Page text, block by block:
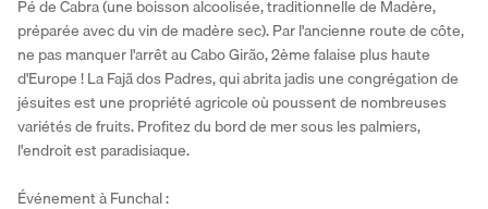
Pé de Cabra (une boisson alcoolisée, traditionnelle de Madère,
préparée avec du vin de madère sec). Par l'ancienne route de côte,
ne pas manquer l'arrêt au Cabo Girão, 2ème falaise plus haute
d'Europe ! La Fajã dos Padres, qui abrita jadis une congrégation de
jésuites est une propriété agricole où poussent de nombreuses
variétés de fruits. Profitez du bord de mer sous les palmiers,
l'endroit est paradisiaque.
Événement à Funchal :